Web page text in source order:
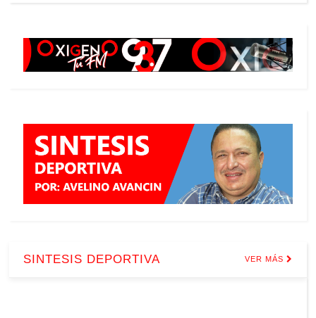
SINTESIS DEPORTIVA VER MÁS